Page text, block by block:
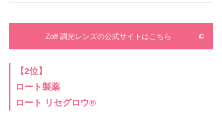
Zoff 調光レンズの公式サイトはこちら
【2位】
ロート製薬
ロート リセグロウ®︎